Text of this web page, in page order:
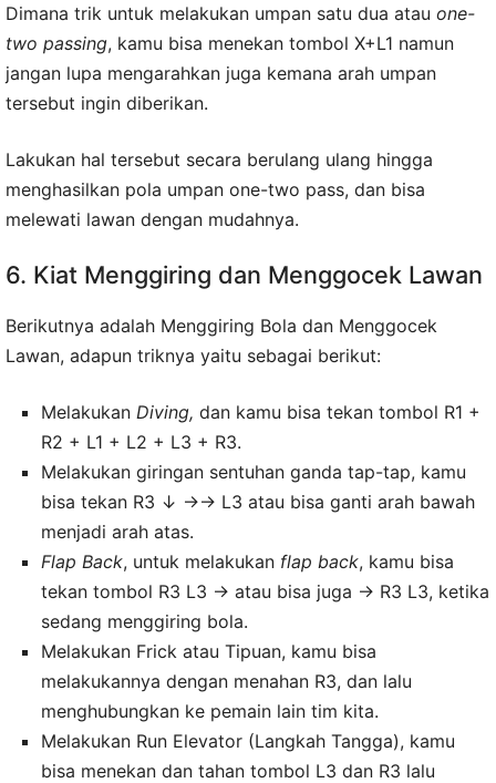
Dimana trik untuk melakukan umpan satu dua atau one-
two passing, kamu bisa menekan tombol X+L1 namun
jangan lupa mengarahkan juga kemana arah umpan
tersebut ingin diberikan.
Lakukan hal tersebut secara berulang ulang hingga
menghasilkan pola umpan one-two pass, dan bisa
melewati lawan dengan mudahnya.
6. Kiat Menggiring dan Menggocek Lawan
Berikutnya adalah Menggiring Bola dan Menggocek
Lawan, adapun triknya yaitu sebagai berikut:
Melakukan Diving, dan kamu bisa tekan tombol R1 +
R2 + L1 + L2 + L3 + R3.
Melakukan giringan sentuhan ganda tap-tap, kamu
bisa tekan R3 ↓ →→ L3 atau bisa ganti arah bawah
menjadi arah atas.
Flap Back, untuk melakukan flap back, kamu bisa
tekan tombol R3 L3 → atau bisa juga → R3 L3, ketika
sedang menggiring bola.
Melakukan Frick atau Tipuan, kamu bisa
melakukannya dengan menahan R3, dan lalu
menghubungkan ke pemain lain tim kita.
Melakukan Run Elevator (Langkah Tangga), kamu
bisa menekan dan tahan tombol L3 dan R3 lalu